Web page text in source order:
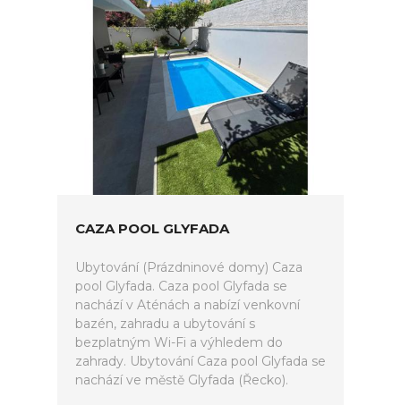
CAZA POOL GLYFADA
Ubytování (Prázdninové domy) Caza
pool Glyfada. Caza pool Glyfada se
nachází v Aténách a nabízí venkovní
bazén, zahradu a ubytování s
bezplatným Wi-Fi a výhledem do
zahrady. Ubytování Caza pool Glyfada se
nachází ve městě Glyfada (Řecko).